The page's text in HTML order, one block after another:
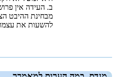
ב. העידה אין
מבחינת ההיבט
להשעות את